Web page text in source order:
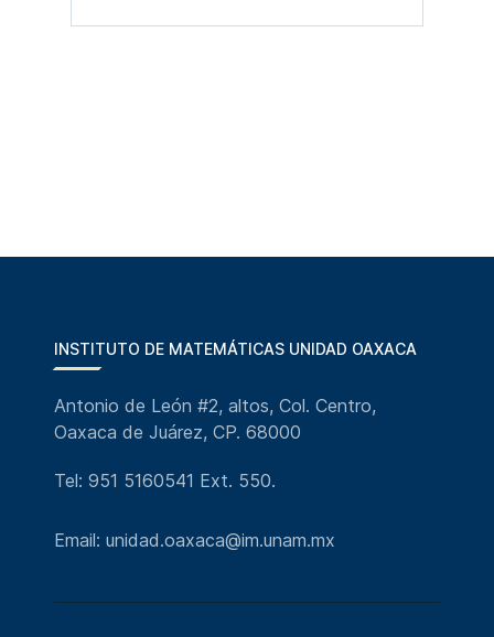
INSTITUTO DE MATEMÁTICAS UNIDAD OAXACA
Antonio de León #2, altos, Col. Centro,
Oaxaca de Juárez, CP. 68000
Tel: 951 5160541 Ext. 550.
Email: unidad.oaxaca@im.unam.mx